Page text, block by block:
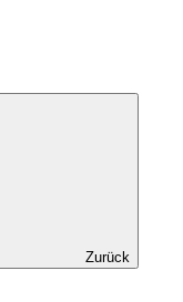
Zurück